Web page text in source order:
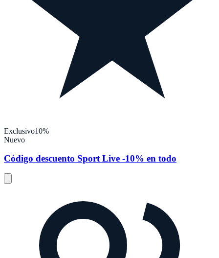
Exclusivo10%
Nuevo
Código descuento Sport Live -10% en todo